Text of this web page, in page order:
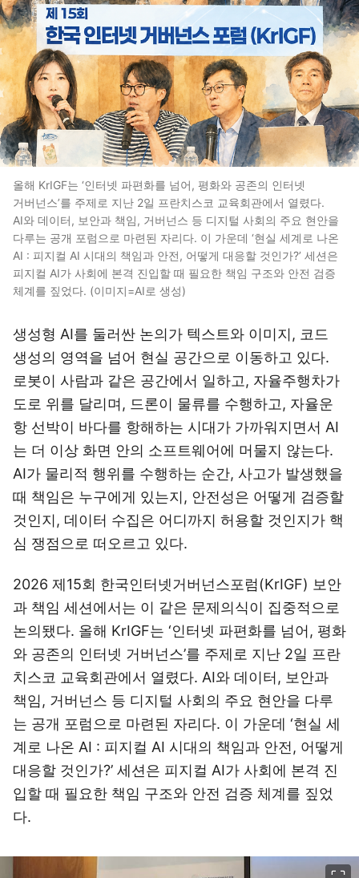
올해 KrIGF는 ‘인터넷 파편화를 넘어, 평화와 공존의 인터넷
거버넌스’를 주제로 지난 2일 프란치스코 교육회관에서 열렸다.
AI와 데이터, 보안과 책임, 거버넌스 등 디지털 사회의 주요 현안을
다루는 공개 포럼으로 마련된 자리다. 이 가운데 ‘현실 세계로 나온
AI : 피지컬 AI 시대의 책임과 안전, 어떻게 대응할 것인가?’ 세션은
피지컬 AI가 사회에 본격 진입할 때 필요한 책임 구조와 안전 검증
체계를 짚었다. (이미지=AI로 생성)
생성형 AI를 둘러싼 논의가 텍스트와 이미지, 코드
생성의 영역을 넘어 현실 공간으로 이동하고 있다.
로봇이 사람과 같은 공간에서 일하고, 자율주행차가
도로 위를 달리며, 드론이 물류를 수행하고, 자율운
항 선박이 바다를 항해하는 시대가 가까워지면서 AI
는 더 이상 화면 안의 소프트웨어에 머물지 않는다.
AI가 물리적 행위를 수행하는 순간, 사고가 발생했을
때 책임은 누구에게 있는지, 안전성은 어떻게 검증할
것인지, 데이터 수집은 어디까지 허용할 것인지가 핵
심 쟁점으로 떠오르고 있다.
2026 제15회 한국인터넷거버넌스포럼(KrIGF) 보안
과 책임 세션에서는 이 같은 문제의식이 집중적으로
논의됐다. 올해 KrIGF는 ‘인터넷 파편화를 넘어, 평화
와 공존의 인터넷 거버넌스’를 주제로 지난 2일 프란
치스코 교육회관에서 열렸다. AI와 데이터, 보안과
책임, 거버넌스 등 디지털 사회의 주요 현안을 다루
는 공개 포럼으로 마련된 자리다. 이 가운데 ‘현실 세
계로 나온 AI : 피지컬 AI 시대의 책임과 안전, 어떻게
대응할 것인가?’ 세션은 피지컬 AI가 사회에 본격 진
입할 때 필요한 책임 구조와 안전 검증 체계를 짚었
다.